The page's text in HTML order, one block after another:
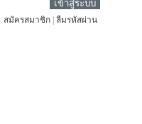
สมัครสมาชิก ลืมรหัสผ่าน